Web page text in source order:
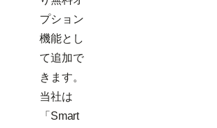
プション
機能とし
て追加で
きます。
当社は
「Smart